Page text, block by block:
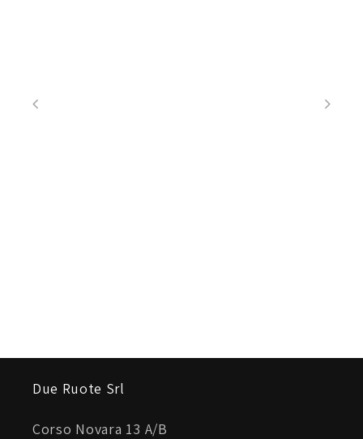
Due Ruote Srl
Corso Novara 13 A/B